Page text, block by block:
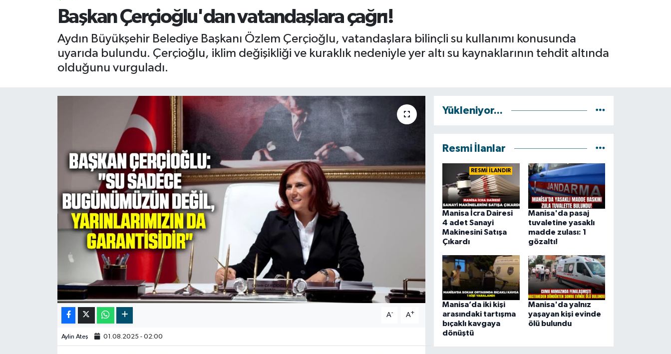
Başkan Çerçioğlu'dan vatandaşlara çağrı!
Aydın Büyükşehir Belediye Başkanı Özlem Çerçioğlu, vatandaşlara bilinçli su kullanımı konusunda
uyarıda bulundu. Çerçioğlu, iklim değişikliği ve kuraklık nedeniyle yer altı su kaynaklarının tehdit altında
olduğunu vurguladı.
A- A+
Aylin Ateş 01.08.2025 - 02:00
Yükleniyor...
Resmi İlanlar
RESMİ İLANDIR
Manisa İcra Dairesi
4 adet Sanayi
Makinesini Satışa
Çıkardı
Manisa'da pasaj
tuvaletine yasaklı
madde zulası: 1
gözaltı!
Manisa’da iki kişi
arasındaki tartışma
bıçaklı kavgaya
dönüştü
Manisa'da yalnız
yaşayan kişi evinde
ölü bulundu
RESMİ İLAN
BİLİM VE TEKNOLOJİ
RESMİ İLAN